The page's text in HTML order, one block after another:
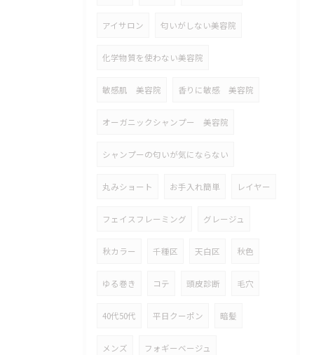
アイサロン 匂いがしない美容院
化学物質を使わない美容院
敏感肌 美容院 香りに敏感 美容院
オーガニックシャンプー 美容院
シャンプーの匂いが気にならない
丸みショート お手入れ簡単 レイヤー
フェイスフレーミング グレージュ
秋カラー 千種区 天白区 秋色
ゆる巻き コテ 頭皮診断 毛穴
40代50代 平日クーポン 暗髪
メンズ フォギーベージュ